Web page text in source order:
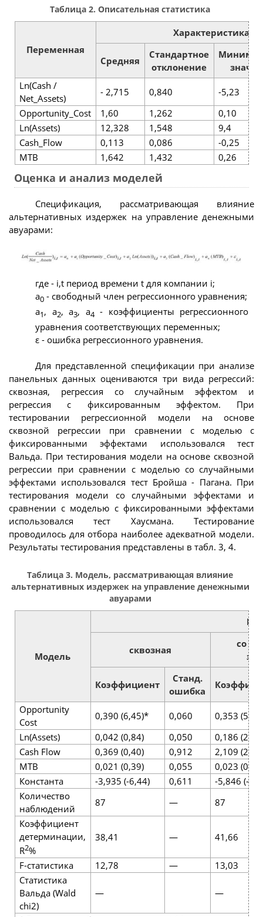
Таблица 2. Описательная статистика
Переменная
Характеристика
Средняя
Стандартное
отклонение
Ln(Cash /
Net_Assets)
- 2,715 0,840
-5,23
Opportunity_Cost
1,60 1,262
0,10
Ln(Assets)
12,328 1,548
9,4
Cash_Flow
0,113 0,086
-0,25
MTB
1,642 1,432 0,26
Оценка и анализ моделей
Спецификация, рассматривающая влияние
альтернативных издержек на управление денежными
авуарами:
где - i,t период времени t для компании i;
а0 - свободный член регрессионного уравнения;
а1, а2, а3, а4 - коэффициенты регрессионного
уравнения соответствующих переменных;
ε - ошибка регрессионного уравнения.
Для представленной спецификации при анализе
панельных данных оцениваются три вида регрессий:
сквозная, регрессия со случайным эффектом и
регрессия с фиксированным эффектом. При
тестировании регрессионной модели на основе
сквозной регрессии при сравнении с моделью с
фиксированными эффектами использовался тест
Вальда. При тестирования модели на основе сквозной
регрессии при сравнении с моделью со случайными
эффектами использовался тест Бройша - Пагана. При
тестирования модели со случайными эффектами и
сравнении с моделью с фиксированными эффектами
использовался тест Хаусмана. Тестирование
проводилось для отбора наиболее адекватной модели.
Результаты тестирования представлены в табл. 3, 4.
Таблица 3. Модель, рассматривающая влияние
альтернативных издержек на управление денежными
авуарами
Модель
сквозная
со
Коэффициент
Станд.
ошибка
Opportunity
Cost
0,390 (6,45)* 0,060
0,353 (5,52)
Ln(Assets)
0,042 (0,84) 0,050
0,186 (2,97)
Cash Flow
0,369 (0,40) 0,912
2,109 (2,01)
MTB
0,021 (0,39) 0,055
0,023 (0,40)
Константа
-3,935 (-6,44) 0,611
-5,846 (-
Количество
наблюдений
87 —
87
Коэффициент
детерминации,
R2%
38,41 — 41,66
F-статистика 12,78 —
13,03
Статистика
Вальда (Wald
chi2)
— —